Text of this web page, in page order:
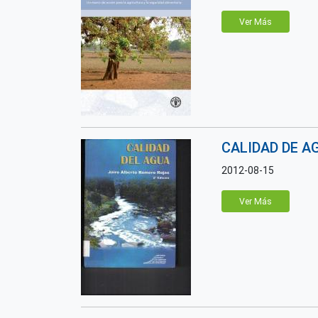
Ver Más
CALIDAD DE
2012-08-15
Ver Más